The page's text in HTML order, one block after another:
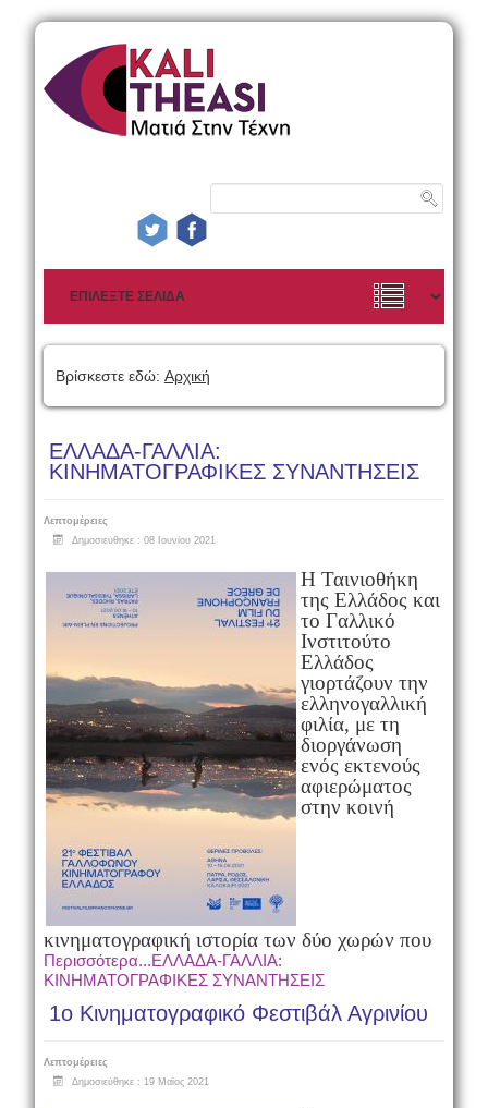
Βρίσκεστε εδώ: Αρχική
ΕΛΛΑΔΑ-ΓΑΛΛΙΑ:
ΚΙΝΗΜΑΤΟΓΡΑΦΙΚΕΣ ΣΥΝΑΝΤΗΣΕΙΣ
Λεπτομέρειες
Δημοσιεύθηκε : 08 Ιουνίου 2021
Η Ταινιοθήκη
της Ελλάδος και
το Γαλλικό
Ινστιτούτο
Ελλάδος
γιορτάζουν την
ελληνογαλλική
φιλία, με τη
διοργάνωση
ενός εκτενούς
αφιερώματος
στην κοινή
κινηματογραφική ιστορία των δύο χωρών που
Περισσότερα...ΕΛΛΑΔΑ-ΓΑΛΛΙΑ:
ΚΙΝΗΜΑΤΟΓΡΑΦΙΚΕΣ ΣΥΝΑΝΤΗΣΕΙΣ
1ο Κινηματογραφικό Φεστιβάλ Αγρινίου
Λεπτομέρειες
Δημοσιεύθηκε : 19 Μαϊος 2021